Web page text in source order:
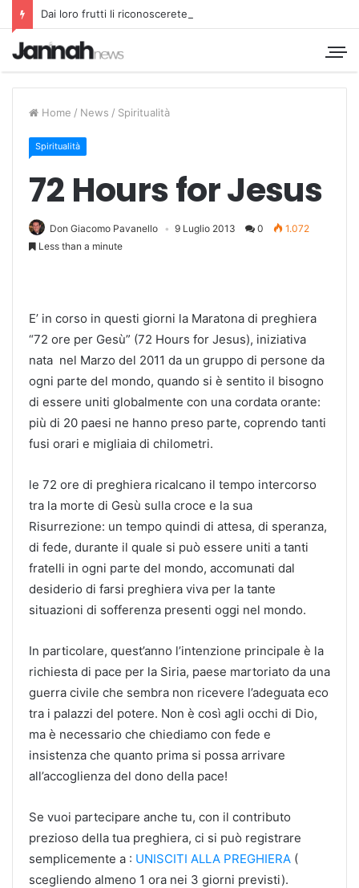
Dai loro frutti li riconoscerete
Home / News / Spiritualità
Spiritualità
72 Hours for Jesus
Don Giacomo Pavanello 9 Luglio 2013 0
1.072
Less than a minute
E’ in corso in questi giorni la Maratona di preghiera
“72 ore per Gesù” (72 Hours for Jesus), iniziativa
nata nel Marzo del 2011 da un gruppo di persone da
ogni parte del mondo, quando si è sentito il bisogno
di essere uniti globalmente con una cordata orante:
più di 20 paesi ne hanno preso parte, coprendo tanti
fusi orari e migliaia di chilometri.
le 72 ore di preghiera ricalcano il tempo intercorso
tra la morte di Gesù sulla croce e la sua
Risurrezione: un tempo quindi di attesa, di speranza,
di fede, durante il quale si può essere uniti a tanti
fratelli in ogni parte del mondo, accomunati dal
desiderio di farsi preghiera viva per la tante
situazioni di sofferenza presenti oggi nel mondo.
In particolare, quest’anno l’intenzione principale è la
richiesta di pace per la Siria, paese martoriato da una
guerra civile che sembra non ricevere l’adeguata eco
tra i palazzi del potere. Non è così agli occhi di Dio,
ma è necessario che chiediamo con fede e
insistenza che quanto prima si possa arrivare
all’accoglienza del dono della pace!
Se vuoi partecipare anche tu, con il contributo
prezioso della tua preghiera, ci si può registrare
semplicemente a : UNISCITI ALLA PREGHIERA (
scegliendo almeno 1 ora nei 3 giorni previsti).